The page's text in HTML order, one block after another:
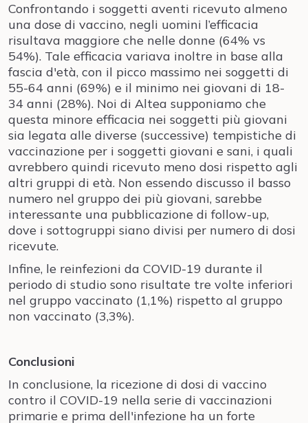
Confrontando i soggetti aventi ricevuto almeno
una dose di vaccino, negli uomini l’efficacia
risultava maggiore che nelle donne (64% vs
54%). Tale efficacia variava inoltre in base alla
fascia d'età, con il picco massimo nei soggetti di
55-64 anni (69%) e il minimo nei giovani di 18-
34 anni (28%). Noi di Altea supponiamo che
questa minore efficacia nei soggetti più giovani
sia legata alle diverse (successive) tempistiche di
vaccinazione per i soggetti giovani e sani, i quali
avrebbero quindi ricevuto meno dosi rispetto agli
altri gruppi di età. Non essendo discusso il basso
numero nel gruppo dei più giovani, sarebbe
interessante una pubblicazione di follow-up,
dove i sottogruppi siano divisi per numero di dosi
ricevute.
Infine, le reinfezioni da COVID-19 durante il
periodo di studio sono risultate tre volte inferiori
nel gruppo vaccinato (1,1%) rispetto al gruppo
non vaccinato (3,3%).
Conclusioni
In conclusione, la ricezione di dosi di vaccino
contro il COVID-19 nella serie di vaccinazioni
primarie e prima dell'infezione ha un forte